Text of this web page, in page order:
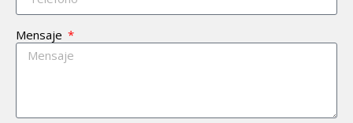
Mensaje